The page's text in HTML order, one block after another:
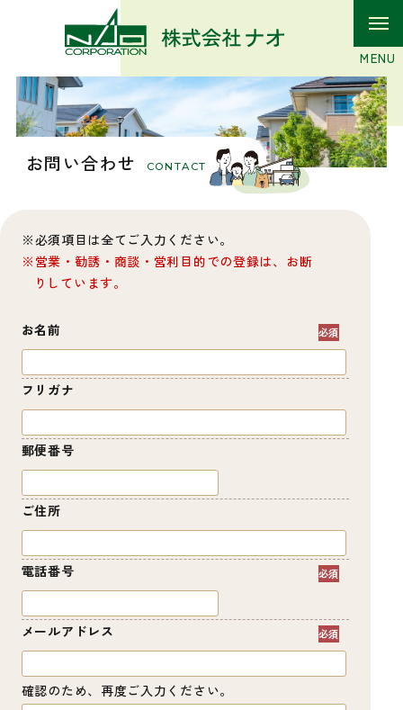
お問い合わせ CONTACT
必須項目は全てご入力ください。
営業・勧誘・商談・営利目的での登録は、お断
りしています。
お名前
フリガナ
郵便番号
ご住所
電話番号
メールアドレス
確認のため、再度ご入力ください。